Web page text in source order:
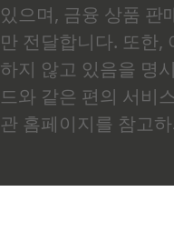
있으며, 금융 상품 판
만 전달합니다. 또한,
하지 않고 있음을 명
드와 같은 편의 서비
관 홈페이지를 참고